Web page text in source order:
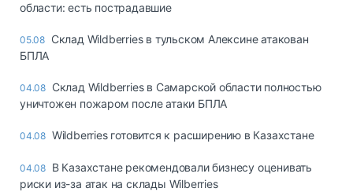
области: есть пострадавшие
05.08 Склад Wildberries в тульском Алексине атакован
БПЛА
04.08 Склад Wildberries в Самарской области полностью
уничтожен пожаром после атаки БПЛА
04.08 Wildberries готовится к расширению в Казахстане
04.08 В Казахстане рекомендовали бизнесу оценивать
риски из-за атак на склады Wilberries